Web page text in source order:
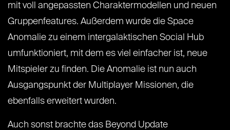
mit voll angepassten Charaktermodellen und neuen
Gruppenfeatures. Außerdem wurde die Space
Anomalie zu einem intergalaktischen Social Hub
umfunktioniert, mit dem es viel einfacher ist, neue
Mitspieler zu finden. Die Anomalie ist nun auch
Ausgangspunkt der Multiplayer Missionen, die
ebenfalls erweitert wurden.
Auch sonst brachte das Beyond Update